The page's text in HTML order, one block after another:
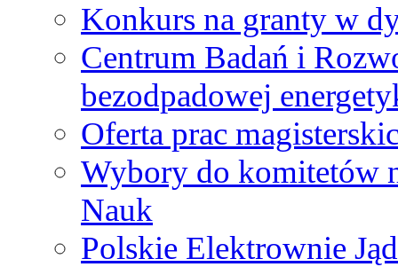
Konkurs na granty w
Centrum Badań i
bezodpadowej
Oferta prac
Wybory do komitetów
Nauk
Polskie Elektrownie